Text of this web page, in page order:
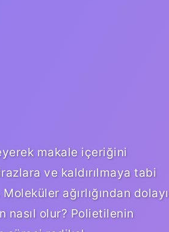
makale içeriğini
ve kaldırılmaya tabi
ağırlığından dolayı
nasıl olur? Polietilenin